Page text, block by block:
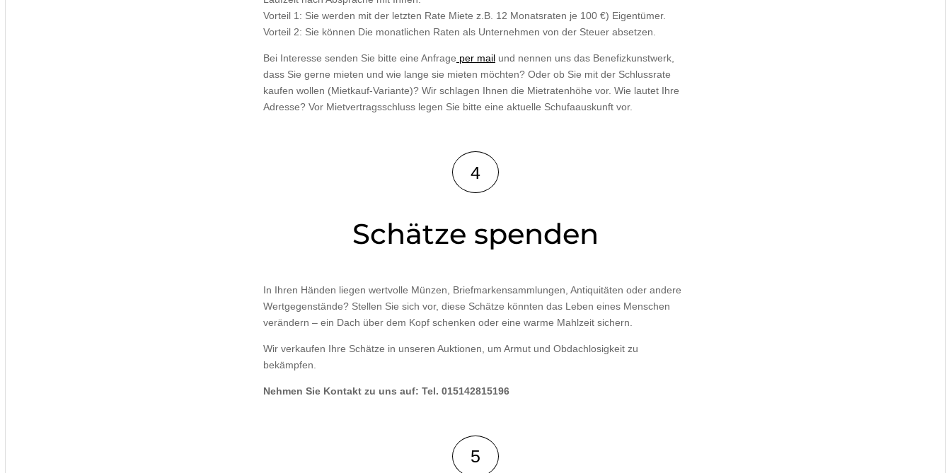
Vorteil 1: Sie werden mit der letzten Rate Miete z.B. 12 Monatsraten je 100 €) Eigentümer.
Vorteil 2: Sie können Die monatlichen Raten als Unternehmen von der Steuer absetzen.
Bei Interesse senden Sie bitte eine Anfrage per mailund nennen uns das Benefizkunstwerk,
dass Sie gerne mieten und wie lange sie mieten möchten? Oder ob Sie mit der Schlussrate
kaufen wollen (Mietkauf-Variante)? Wir schlagen Ihnen die Mietratenhöhe vor. Wie lautet Ihre
Adresse? Vor Mietvertragsschluss legen Sie bitte eine aktuelle Schufaauskunft vor.
4
Schätze spenden
In Ihren Händen liegen wertvolle Münzen, Briefmarkensammlungen, Antiquitäten oder andere
Wertgegenstände? Stellen Sie sich vor, diese Schätze könnten das Leben eines Menschen
verändern – ein Dach über dem Kopf schenken oder eine warme Mahlzeit sichern.
Wir verkaufen Ihre Schätze in unseren Auktionen, um Armut und Obdachlosigkeit zu
bekämpfen.
Nehmen Sie Kontakt zu uns auf: Tel. 015142815196
5